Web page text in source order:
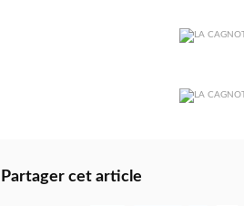
Partager cet article